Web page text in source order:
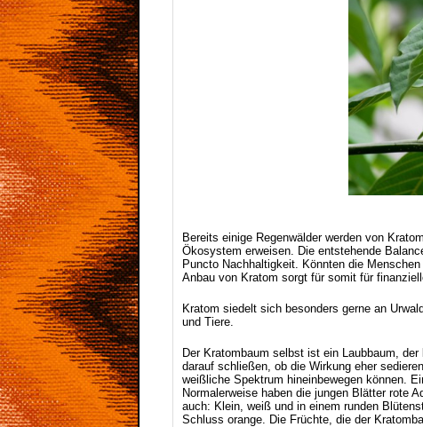
Bereits einige Regenwälder werden von
Ökosystem erweisen. Die entstehende
Puncto Nachhaltigkeit. Könnten die
Anbau von Kratom sorgt für somit für
Kratom siedelt sich besonders gerne an
und Tiere.
Der Kratombaum selbst ist ein Laubbaum,
darauf schließen, ob die Wirkung eher
weißliche Spektrum hineinbewegen können.
Normalerweise haben die jungen Blätter rote
auch: Klein, weiß und in einem runden
Schluss orange. Die Früchte, die der